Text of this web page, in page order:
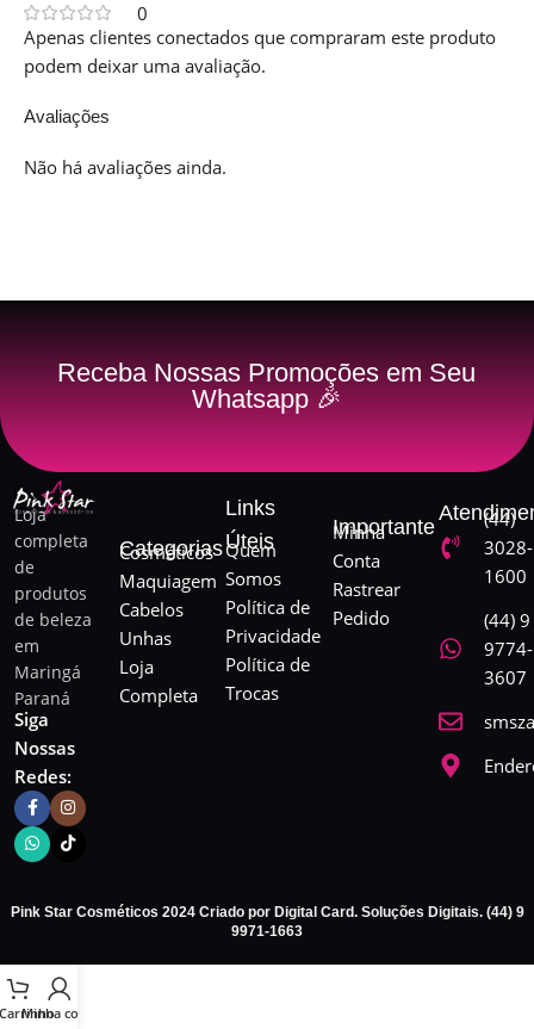
0
Avaliações
Não há avaliações ainda.
Apenas clientes conectados que compraram este produto
podem deixar uma avaliação.
Receba Nossas Promoções em Seu
Whatsapp 🎉
Loja
completa
de
produtos
de beleza
em
Maringá
Paraná
Siga
Nossas
Redes:
Categorias
Cosméticos
Maquiagem
Cabelos
Unhas
Loja
Completa
Links
Úteis
Quem
Somos
Política de
Privacidade
Política de
Trocas
Importante
Minha
Conta
Rastrear
Pedido
(44)
3028-
1600
(44) 9
9774-
3607
Pink Star Cosméticos 2024 Criado por Digital Card. Soluções Digitais. (44) 9
9971-1663
Carrinho
Minha conta